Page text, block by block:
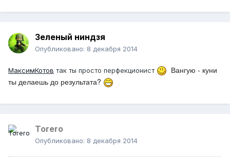
Зеленый ниндзя
Опубликовано: 8 декабря 2014
МаксимКотов так ты просто перфекционист
Вангую - куни
ты делаешь до результата?
Тоrero
Опубликовано: 8 декабря 2014